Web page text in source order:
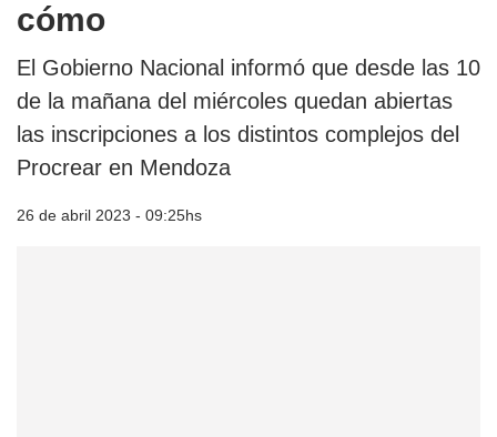
cómo
El Gobierno Nacional informó que desde las 10
de la mañana del miércoles quedan abiertas
las inscripciones a los distintos complejos del
Procrear en Mendoza
26 de abril 2023 - 09:25hs